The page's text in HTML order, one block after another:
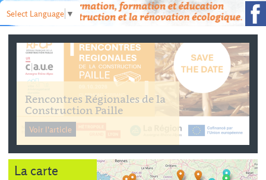
Select Language ▼
Formation
DEVENEZ
RÉNOVATION BIOSOURCÉE
!
Voir l'article
La carte